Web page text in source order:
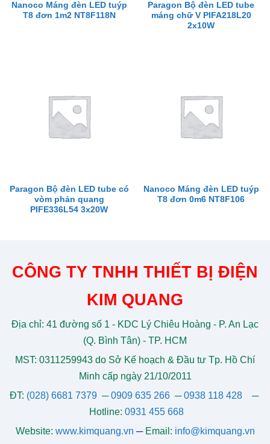
Nanoco Máng đèn LED tuýp
T8 đơn 1m2 NT8F118N
Paragon Bộ đèn LED tube
máng chữ V PIFA218L20
2x10W
Paragon Bộ đèn LED tube có
vòm phản quang
PIFE336L54 3x20W
Nanoco Máng đèn LED tuýp
T8 đơn 0m6 NT8F106
CÔNG TY TNHH THIẾT BỊ ĐIỆN
KIM QUANG
Địa chỉ: 41 đường số 1 - KDC Lý Chiêu Hoàng - P. An Lạc
(Q. Bình Tân) - TP. HCM
MST: 0311259943 do Sở Kế hoạch & Đầu tư Tp. Hồ Chí
Minh cấp ngày 21/10/2011
ĐT: (028) 6681 7379 ─0909 635 266─0938 118 428─
Hotline: 0931 455 668
Website: www.kimquang.vn ─ Email: info@kimquang.vn